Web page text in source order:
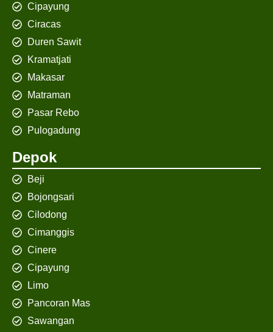
Cipayung
Ciracas
Duren Sawit
Kramatjati
Makasar
Matraman
Pasar Rebo
Pulogadung
Depok
Beji
Bojongsari
Cilodong
Cimanggis
Cinere
Cipayung
Limo
Pancoran Mas
Sawangan